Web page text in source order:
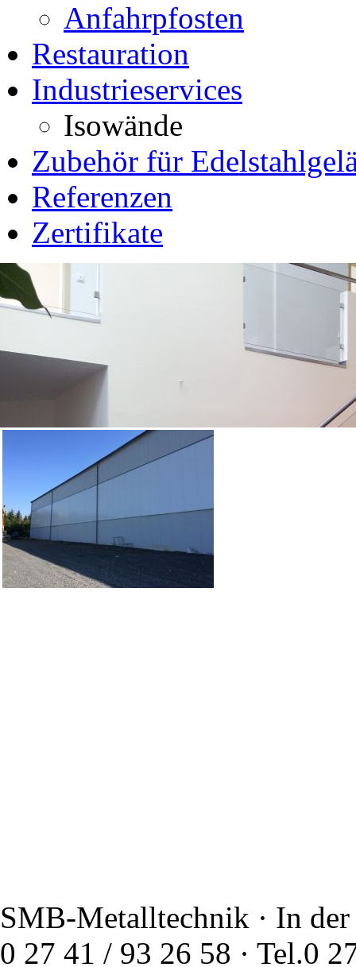
Anfahrpfosten
Restauration
Industrieservices
Isowände
Zubehör für
Referenzen
Zertifikate
SMB-Metalltechnik · In der
0 27 41 / 93 26 58 ·